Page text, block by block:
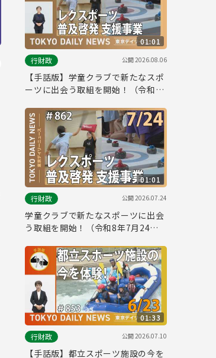
01:01
行財政
公開2026.08.06
【手話版】学童クラブで新たなスポ
ーツに出会う取組を開始！（令和8
No.862）
01:01
行財政
公開2026.07.24
学童クラブで新たなスポーツに出会
う取組を開始！（令和8年7月24日
01:33
行財政
公開2026.07.10
【手話版】都立スポーツ施設の今を